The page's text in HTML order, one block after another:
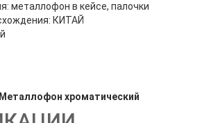
металлофон в кейсе, палочки
КИТАЙ
Металлофон хроматический